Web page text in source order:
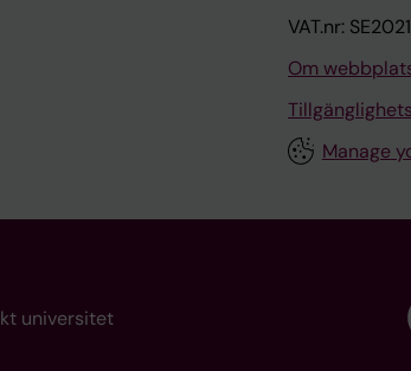
VAT.nr:
Om
Manage
universitet